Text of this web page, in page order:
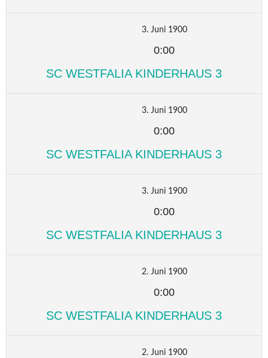
3. Juni 1900
0:00
SC WESTFALIA KINDERHAUS 3
3. Juni 1900
0:00
SC WESTFALIA KINDERHAUS 3
3. Juni 1900
0:00
SC WESTFALIA KINDERHAUS 3
2. Juni 1900
0:00
SC WESTFALIA KINDERHAUS 3
2. Juni 1900